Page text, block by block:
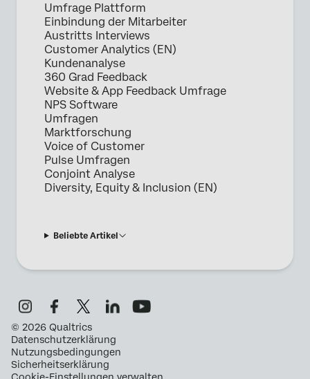
Umfrage Plattform
Einbindung der Mitarbeiter
Austritts Interviews
Customer Analytics (EN)
Kundenanalyse
360 Grad Feedback
Website & App Feedback Umfrage
NPS Software
Umfragen
Marktforschung
Voice of Customer
Pulse Umfragen
Conjoint Analyse
Diversity, Equity & Inclusion (EN)
Beliebte Artikel
© 2026 Qualtrics
Datenschutzerklärung
Nutzungsbedingungen
Sicherheitserklärung
Cookie-Einstellungen verwalten